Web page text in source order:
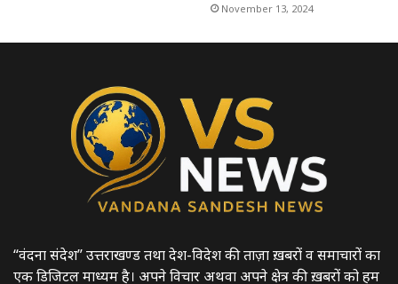
November 13, 2024
“वंदना संदेश” उत्तराखण्ड तथा देश-विदेश की ताज़ा ख़बरों व समाचारों का
एक डिजिटल माध्यम है। अपने विचार अथवा अपने क्षेत्र की ख़बरों को हम